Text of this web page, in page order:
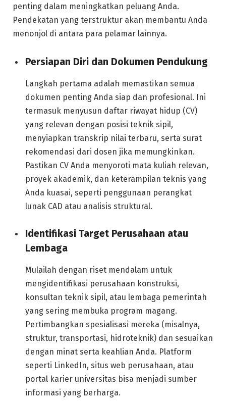
penting dalam meningkatkan peluang Anda.
Pendekatan yang terstruktur akan membantu Anda
menonjol di antara para pelamar lainnya.
Persiapan Diri dan Dokumen Pendukung
Langkah pertama adalah memastikan semua
dokumen penting Anda siap dan profesional. Ini
termasuk menyusun daftar riwayat hidup (CV)
yang relevan dengan posisi teknik sipil,
menyiapkan transkrip nilai terbaru, serta surat
rekomendasi dari dosen jika memungkinkan.
Pastikan CV Anda menyoroti mata kuliah relevan,
proyek akademik, dan keterampilan teknis yang
Anda kuasai, seperti penggunaan perangkat
lunak CAD atau analisis struktural.
Identifikasi Target Perusahaan atau
Lembaga
Mulailah dengan riset mendalam untuk
mengidentifikasi perusahaan konstruksi,
konsultan teknik sipil, atau lembaga pemerintah
yang sering membuka program magang.
Pertimbangkan spesialisasi mereka (misalnya,
struktur, transportasi, hidroteknik) dan sesuaikan
dengan minat serta keahlian Anda. Platform
seperti LinkedIn, situs web perusahaan, atau
portal karier universitas bisa menjadi sumber
informasi yang berharga.